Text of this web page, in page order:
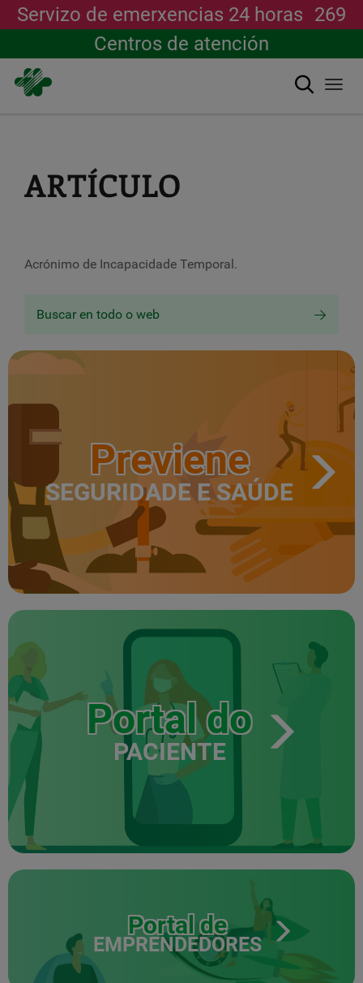
Servizo de emerxencias 24 horas 269
Centros de atención
Buscar
ARTÍCULO
Acrónimo de Incapacidade Temporal.
Buscar en todo o web
Previene
SEGURIDADE E SAÚDE
Portal do
PACIENTE
Portal de
EMPRENDEDORES